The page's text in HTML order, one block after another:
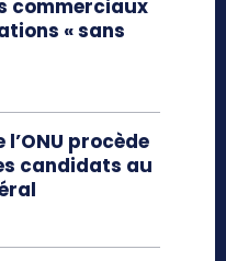
commerciaux
« sans
procède
candidats au